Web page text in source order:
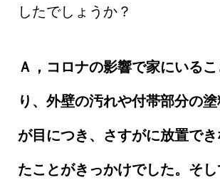
したでしょうか？
Ａ，コロナの影響で家にいる
り、外壁の汚れや付帯部分の
が目につき、さすがに放置で
たことがきっかけでした。そ